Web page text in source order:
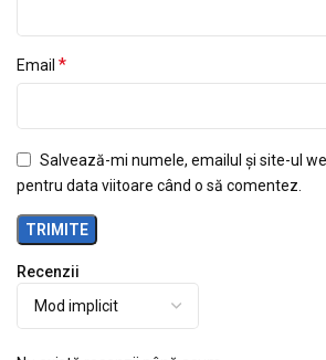
Recenzii
Email *
Salvează-mi numele, emailul și site-ul
pentru data viitoare când o să comentez.